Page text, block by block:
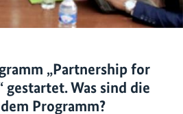
„Partnership for
Was sind die
Programm?